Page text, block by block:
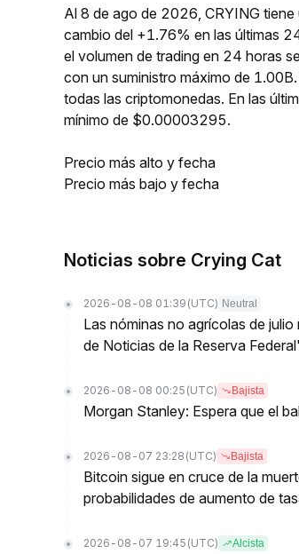
Al 8 de ago de 2026, CRYING
cambio del +1.76% en las últimas
el volumen de trading en 24 horas
con un suministro máximo de
todas las criptomonedas. En las
mínimo de $0.00003295.
Precio más alto y fecha
Precio más bajo y fecha
Noticias sobre Crying Cat
2026-08-08 01:39 (UTC) Neutral
Las nóminas no agrícolas de
de Noticias de la Reserva
2026-08-08 00:25 (UTC) Bajista
Morgan Stanley: Espera que el
2026-08-07 23:28 (UTC) Bajista
Bitcoin sigue en cruce de la
probabilidades de aumento de
2026-08-07 19:45 (UTC) Alcista